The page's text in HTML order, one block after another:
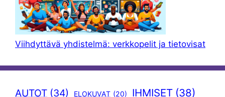
Viihdyttävä yhdistelmä: verkkopelit ja tietovisat
AUTOT (34) ELOKUVAT (20) IHMISET (38)